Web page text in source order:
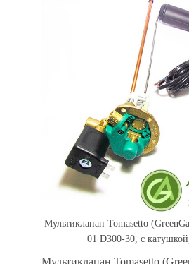
Мультиклапан Tomasetto
01 D300-30, с
Мультиклапан Tomasetto